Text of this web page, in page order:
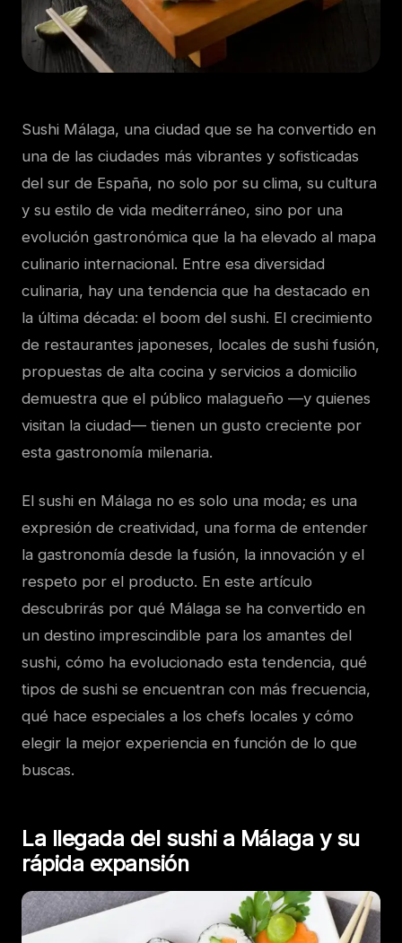
Sushi Málaga, una ciudad que se ha convertido en
una de las ciudades más vibrantes y sofisticadas
del sur de España, no solo por su clima, su cultura
y su estilo de vida mediterráneo, sino por una
evolución gastronómica que la ha elevado al mapa
culinario internacional. Entre esa diversidad
culinaria, hay una tendencia que ha destacado en
la última década: el boom del sushi. El crecimiento
de restaurantes japoneses, locales de sushi fusión,
propuestas de alta cocina y servicios a domicilio
demuestra que el público malagueño —y quienes
visitan la ciudad— tienen un gusto creciente por
esta gastronomía milenaria.
El sushi en Málaga no es solo una moda; es una
expresión de creatividad, una forma de entender
la gastronomía desde la fusión, la innovación y el
respeto por el producto. En este artículo
descubrirás por qué Málaga se ha convertido en
un destino imprescindible para los amantes del
sushi, cómo ha evolucionado esta tendencia, qué
tipos de sushi se encuentran con más frecuencia,
qué hace especiales a los chefs locales y cómo
elegir la mejor experiencia en función de lo que
buscas.
La llegada del sushi a Málaga y su
rápida expansión